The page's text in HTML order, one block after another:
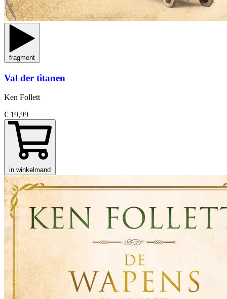
fragment
Val der titanen
Ken Follett
€ 19,99
in winkelmand